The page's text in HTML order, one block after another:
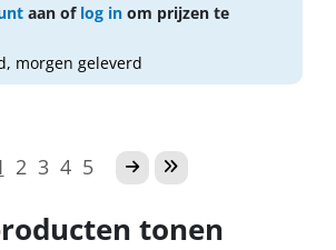
aan of log in om prijzen te
morgen geleverd
2 3 4 5
tonen